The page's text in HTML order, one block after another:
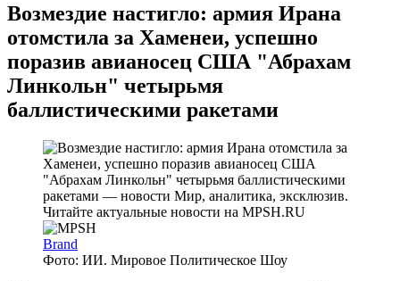
Возмездие настигло: армия Ирана
отомстила за Хаменеи, успешно
поразив авианосец США "Абрахам
Линкольн" четырьмя
баллистическими ракетами
Brand
Фото: ИИ. Мировое Политическое Шоу